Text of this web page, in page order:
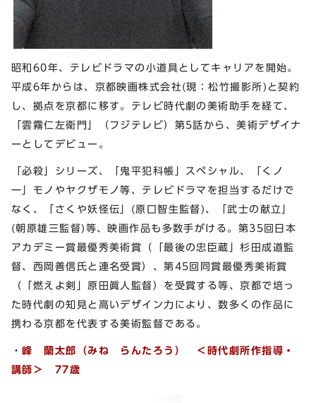
昭和60年、テレビドラマの小道具としてキャリアを開始。
平成6年からは、京都映画株式会社(現：松竹撮影所)と契約
し、拠点を京都に移す。テレビ時代劇の美術助手を経て、
「雲霧仁左衛門」（フジテレビ）第5話から、美術デザイナ
ーとしてデビュー。
「必殺」シリーズ、「鬼平犯科帳」スペシャル、「くノ
一」モノやヤクザモノ等、テレビドラマを担当するだけで
なく、「さくや妖怪伝」(原口智生監督)、「武士の献立」
(朝原雄三監督)等、映画作品も多数手がける。第35回日本
アカデミー賞最優秀美術賞（「最後の忠臣蔵」杉田成道監
督、西岡善信氏と連名受賞）、第45回同賞最優秀美術賞
（「燃えよ剣」原田眞人監督）を受賞する等、京都で培っ
た時代劇の知見と高いデザイン力により、数多くの作品に
携わる京都を代表する美術監督である。
・峰 蘭太郎（みね らんたろう） ＜時代劇所作指導・
講師＞ 77歳